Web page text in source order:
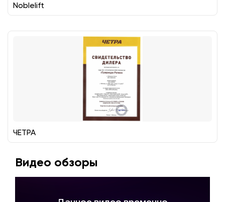
Noblelift
ЧЕТРА
Видео обзоры